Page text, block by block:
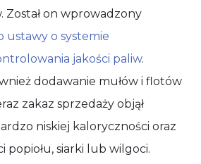
on wprowadzony
ustawy o systemie
jakości paliw.
dodawanie mułów i flotów
zakaz sprzedaży objął
niskiej kaloryczności oraz
popiołu, siarki lub wilgoci.